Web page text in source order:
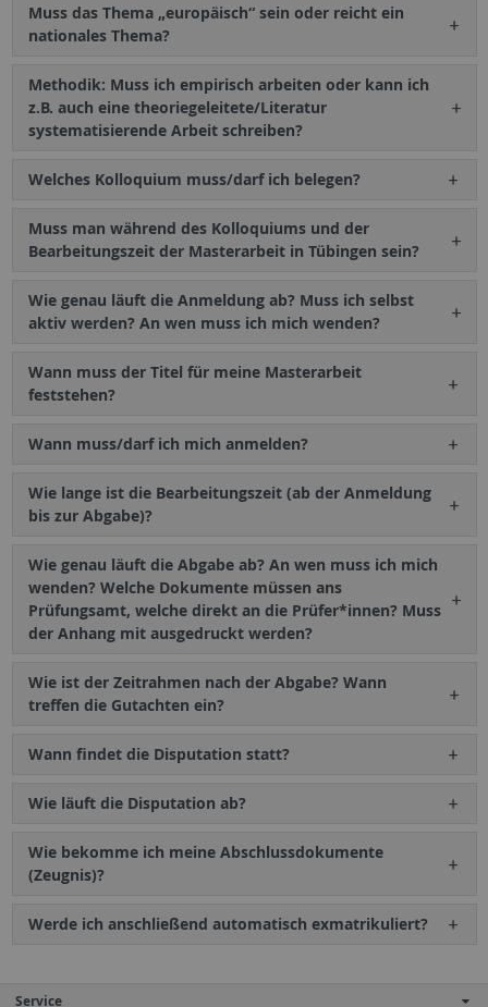
Muss das Thema „europäisch“ sein oder reicht ein
nationales Thema?
Methodik: Muss ich empirisch arbeiten oder kann ich
z.B. auch eine theoriegeleitete/Literatur
systematisierende Arbeit schreiben?
Welches Kolloquium muss/darf ich belegen?
Muss man während des Kolloquiums und der
Bearbeitungszeit der Masterarbeit in Tübingen sein?
Wie genau läuft die Anmeldung ab? Muss ich selbst
aktiv werden? An wen muss ich mich wenden?
Wann muss der Titel für meine Masterarbeit
feststehen?
Wann muss/darf ich mich anmelden?
Wie lange ist die Bearbeitungszeit (ab der Anmeldung
bis zur Abgabe)?
Wie genau läuft die Abgabe ab? An wen muss ich mich
wenden? Welche Dokumente müssen ans
Prüfungsamt, welche direkt an die Prüfer*innen? Muss
der Anhang mit ausgedruckt werden?
Wie ist der Zeitrahmen nach der Abgabe? Wann
treffen die Gutachten ein?
Wann findet die Disputation statt?
Wie läuft die Disputation ab?
Wie bekomme ich meine Abschlussdokumente
(Zeugnis)?
Werde ich anschließend automatisch exmatrikuliert?
Service